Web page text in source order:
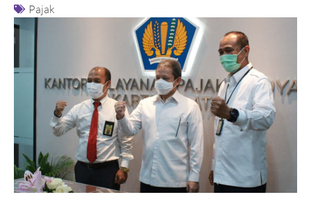
Pajak